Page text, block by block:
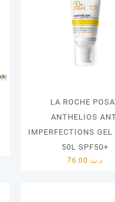
LA ROCHE
ANTHELIOS
IMPERFECTIONS GEL
50L SPF50+
د.ت